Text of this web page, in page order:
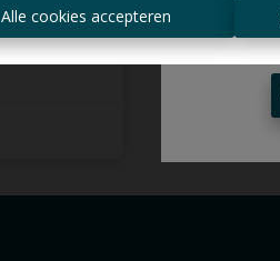
Alle cookies accepteren
Altijd